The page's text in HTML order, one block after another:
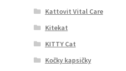
Kattovit Vital Care
Kitekat
KITTY Cat
Kočky kapsičky